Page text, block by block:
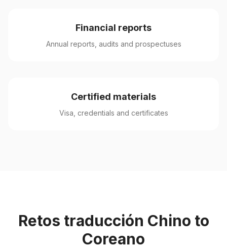
Financial reports
Annual reports, audits and prospectuses
Certified materials
Visa, credentials and certificates
Retos traducción Chino to
Coreano